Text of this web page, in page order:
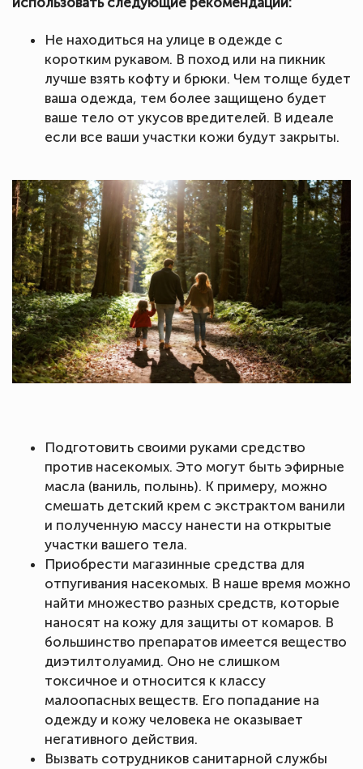
Не находиться на улице в одежде с
коротким рукавом. В поход или на пикник
лучше взять кофту и брюки. Чем толще будет
ваша одежда, тем более защищено будет
ваше тело от укусов вредителей. В идеале
если все ваши участки кожи будут закрыты.
Подготовить своими руками средство
против насекомых. Это могут быть эфирные
масла (ваниль, полынь). К примеру, можно
смешать детский крем с экстрактом ванили
и полученную массу нанести на открытые
участки вашего тела.
Приобрести магазинные средства для
отпугивания насекомых. В наше время можно
найти множество разных средств, которые
наносят на кожу для защиты от комаров. В
большинство препаратов имеется вещество
диэтилтолуамид. Оно не слишком
токсичное и относится к классу
малоопасных веществ. Его попадание на
одежду и кожу человека не оказывает
негативного действия.
Вызвать сотрудников санитарной службы